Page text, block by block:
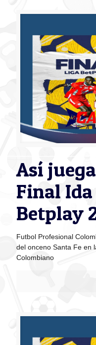
Así
Final
Betplay
Futbol Profesional
del onceno Santa Fe en
Colombiano